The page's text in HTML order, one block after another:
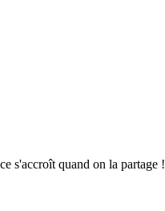
s'accroît quand on la partage !